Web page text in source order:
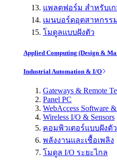
แพลตฟอร์ม สำหรับเ
เมนบอร์ดอุตสาหกรรม
โมดูลแบบฝังตัว
Applied Computing (Design &
Industrial Automation & I/O
Gateways & Remote
Panel PC
WebAccess Software
Wireless I/O & Sensors
คอมพิวเตอร์แบบฝังตั
พลังงานและเชื้อเพลิง
โมดูล I/O ระยะไกล